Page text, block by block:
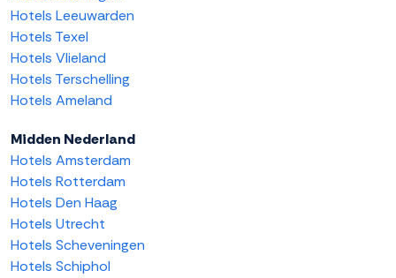
Hotels Leeuwarden
Hotels Texel
Hotels Vlieland
Hotels Terschelling
Hotels Ameland
Midden Nederland
Hotels Amsterdam
Hotels Rotterdam
Hotels Den Haag
Hotels Utrecht
Hotels Scheveningen
Hotels Schiphol